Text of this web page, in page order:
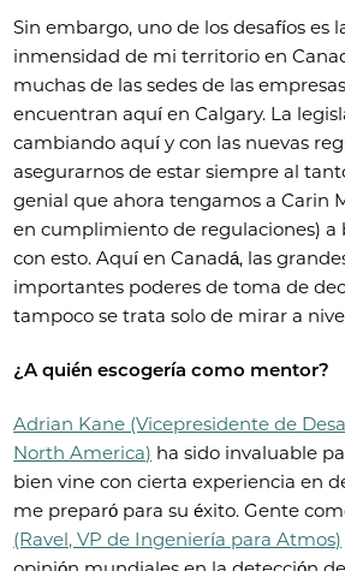
Sin embargo, uno de los desafíos es
inmensidad de mi territorio en
muchas de las sedes de las
encuentran aquí en Calgary. La
cambiando aquí y con las nuevas
asegurarnos de estar siempre al
genial que ahora tengamos a Carin
en cumplimiento de regulaciones) a
con esto. Aquí en Canadá, las
importantes poderes de toma de
tampoco se trata solo de mirar a
¿A quién escogería como mentor?
Adrian Kane (Vicepresidente de
North America) ha sido invaluable
bien vine con cierta experiencia en
me preparó para su éxito. Gente
(Ravel, VP de Ingeniería para Atmos)